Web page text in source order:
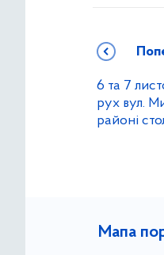
6 та 7
рух вул.
районі
Мапа